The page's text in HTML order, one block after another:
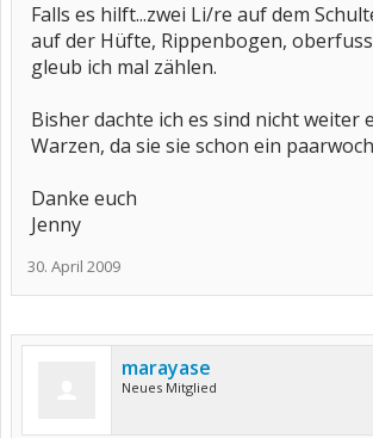
Falls es hilft...zwei Li/re auf dem
auf der Hüfte, Rippenbogen,
gleub ich mal zählen.
Bisher dachte ich es sind nicht weiter
Warzen, da sie sie schon ein
Danke euch
Jenny
30. April 2009
marayase
Neues Mitglied